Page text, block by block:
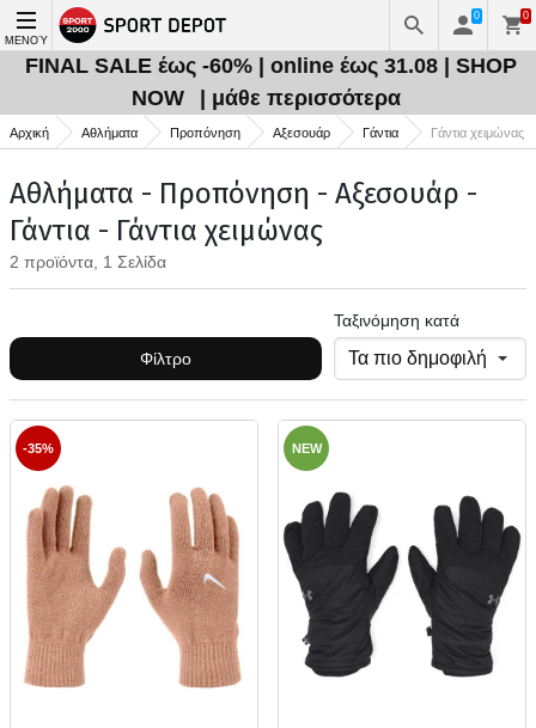
ΜΕΝΟΎ
0 0
FINAL SALE έως -60% | online έως 31.08 | SHOP
NOW
| μάθε περισσότερα
Αρχική Αθλήματα Προπόνηση Αξεσουάρ Γάντια Γάντια χειμώνας
Αθλήματα - Προπόνηση - Αξεσουάρ -
Γάντια - Γάντια χειμώνας
2 προϊόντα, 1 Σελίδα
Φίλτρο
Ταξινόμηση κατά
-35% NEW